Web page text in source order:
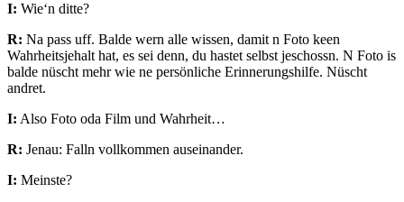
I: Wie‘n ditte?
R: Na pass uff. Balde wern alle wissen, damit n Foto keen
Wahrheitsjehalt hat, es sei denn, du hastet selbst jeschossn. N Foto is
balde nüscht mehr wie ne persönliche Erinnerungshilfe. Nüscht
andret.
I: Also Foto oda Film und Wahrheit…
R: Jenau: Falln vollkommen auseinander.
I: Meinste?